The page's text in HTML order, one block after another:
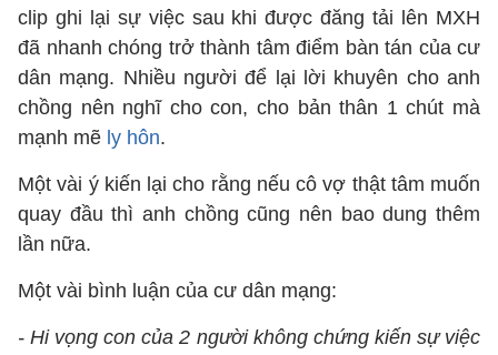
clip ghi lại sự việc sau khi được đăng tải lên MXH
đã nhanh chóng trở thành tâm điểm bàn tán của cư
dân mạng. Nhiều người để lại lời khuyên cho anh
chồng nên nghĩ cho con, cho bản thân 1 chút mà
mạnh mẽ ly hôn.
Một vài ý kiến lại cho rằng nếu cô vợ thật tâm muốn
quay đầu thì anh chồng cũng nên bao dung thêm
lần nữa.
Một vài bình luận của cư dân mạng:
- Hi vọng con của 2 người không chứng kiến sự việc